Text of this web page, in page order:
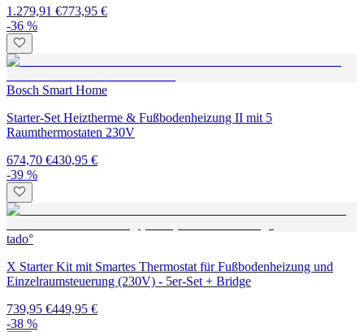
1.279,91 €773,95 €
-36 %
Bosch Smart Home
Starter-Set Heiztherme & Fußbodenheizung II mit 5
Raumthermostaten 230V
674,70 €430,95 €
-39 %
tado°
X Starter Kit mit Smartes Thermostat für Fußbodenheizung und
Einzelraumsteuerung (230V) - 5er-Set + Bridge
739,95 €449,95 €
-38 %